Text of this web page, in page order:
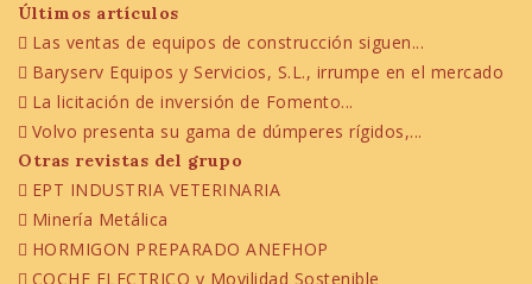
Últimos artículos
Las ventas de equipos de construcción siguen...
Baryserv Equipos y Servicios, S.L., irrumpe en el mercado
La licitación de inversión de Fomento...
Volvo presenta su gama de dúmperes rígidos,...
Otras revistas del grupo
EPT INDUSTRIA VETERINARIA
Minería Metálica
HORMIGON PREPARADO ANEFHOP
COCHE ELECTRICO y Movilidad Sostenible